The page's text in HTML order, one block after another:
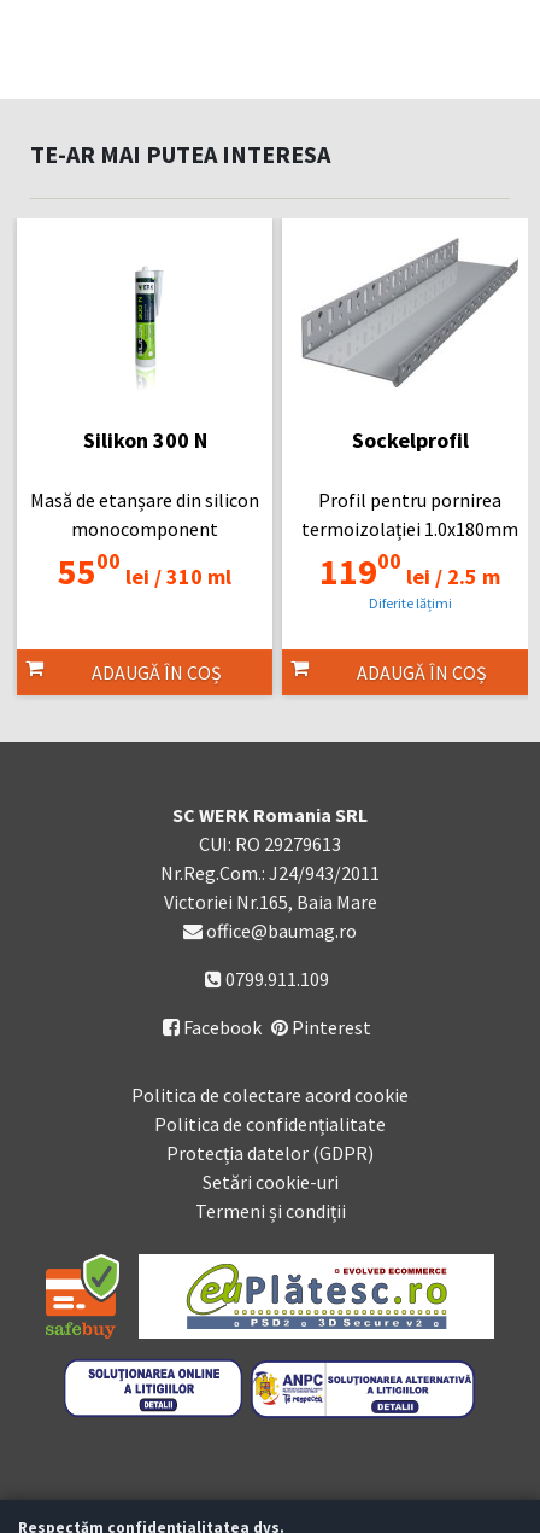
TE-AR MAI PUTEA INTERESA
Silikon 300 N
Masă de etanșare din silicon
monocomponent
5500
lei /310 ml
ADAUGĂ ÎN COȘ
Sockelprofil
Profil pentru pornirea
termoizolației 1.0x180mm
11900
lei / 2.5 m
Diferite lățimi
ADAUGĂ ÎN COȘ
SC WERK Romania SRL
CUI: RO 29279613
Nr.Reg.Com.: J24/943/2011
Victoriei Nr.165, Baia Mare
office@baumag.ro
0799.911.109
 Facebook Pinterest
Politica de colectare acord cookie
Politica de confidențialitate
Protecția datelor (GDPR)
Setări cookie-uri
Termeni și condiții
Respectăm confidențialitatea dvs.